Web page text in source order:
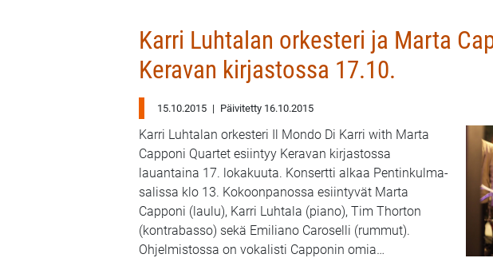
Karri Luhtalan orkesteri ja Marta
Keravan kirjastossa 17.10.
15.10.2015 | Päivitetty 16.10.2015
Karri Luhtalan orkesteri Il Mondo Di Karri with Marta
Capponi Quartet esiintyy Keravan kirjastossa
lauantaina 17. lokakuuta. Konsertti alkaa Pentinkulma-
salissa klo 13. Kokoonpanossa esiintyvät Marta
Capponi (laulu), Karri Luhtala (piano), Tim Thorton
(kontrabasso) sekä Emiliano Caroselli (rummut).
Ohjelmistossa on vokalisti Capponin omia…